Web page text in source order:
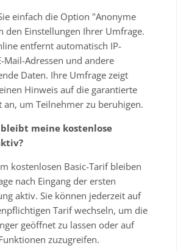
einfach die Option "Anonyme
den Einstellungen Ihrer Umfrage.
entfernt automatisch IP-
Mail-Adressen und andere
Daten. Ihre Umfrage zeigt
Hinweis auf die garantierte
an, um Teilnehmer zu beruhigen.
meine kostenlose
kostenlosen Basic-Tarif bleiben
nach Eingang der ersten
aktiv. Sie können jederzeit auf
Tarif wechseln, um die
geöffnet zu lassen oder auf
zuzugreifen.